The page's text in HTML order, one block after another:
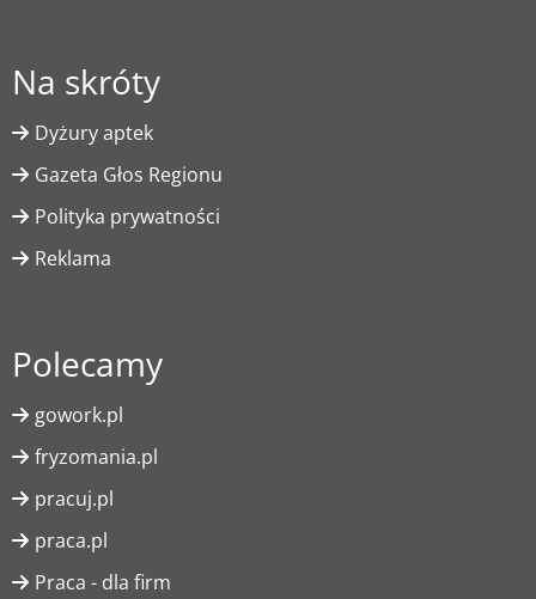
Na skróty
Dyżury aptek
Gazeta Głos Regionu
Polityka prywatności
Reklama
Polecamy
gowork.pl
fryzomania.pl
pracuj.pl
praca.pl
Praca - dla firm